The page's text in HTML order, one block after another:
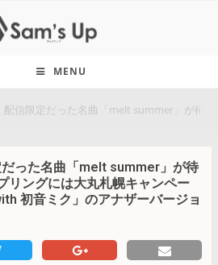
MENU
配信限定だった名曲「melt summer」が待
った名曲「melt summer」が待
リングには大丸札幌キャンペー
初音ミク」のアナザーバージョ